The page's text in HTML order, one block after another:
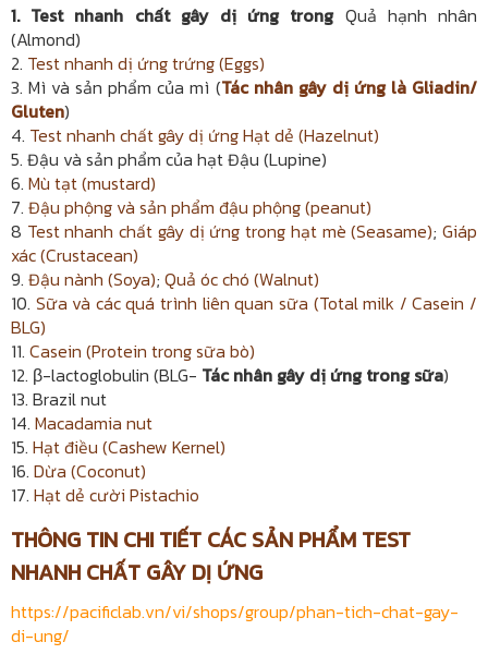
1. Test nhanh chất gây dị ứng trongQuả hạnh nhân
(Almond)
2. Test nhanh dị ứng trứng (Eggs)
3. Mì và sản phẩm của mì (Tác nhân gây dị ứng là Gliadin/
Gluten)
4. Test nhanh chất gây dị ứng Hạt dẻ (Hazelnut)
5. Đậu và sản phẩm của hạt Đậu (Lupine)
6. Mù tạt (mustard)
7. Đậu phộng và sản phẩm đậu phộng (peanut)
8 Test nhanh chất gây dị ứng trong hạt mè (Seasame);Giáp
xác (Crustacean)
9. Đậu nành (Soya); Quả óc chó (Walnut)
10. Sữa và các quá trình liên quan sữa (Total milk / Casein /
BLG)
11. Casein (Protein trong sữa bò)
12. β-lactoglobulin (BLG- Tác nhân gây dị ứng trong sữa)
13. Brazil nut
14. Macadamia nut
15. Hạt điều (Cashew Kernel)
16. Dừa (Coconut)
17. Hạt dẻ cười Pistachio
THÔNG TIN CHI TIẾT CÁC SẢN PHẨM TEST
NHANH CHẤT GÂY DỊ ỨNG
https://pacificlab.vn/vi/shops/group/phan-tich-chat-gay-
di-ung/